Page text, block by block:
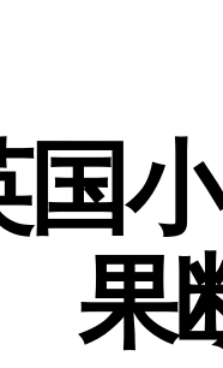
国
果